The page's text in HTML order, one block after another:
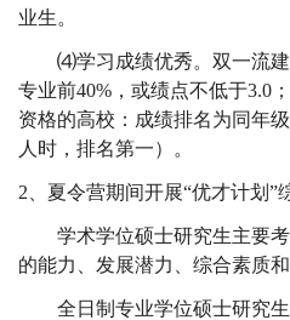
业生。
⑷学习成绩优秀。双一流
专业前40% ，或绩点不低于3.0
资格的高校：成绩排名为同年
人时，排名第一）。
2 、夏令营期间开展“优才计划”
学术学位硕士研究生主要
的能力、发展潜力、综合素质
全日制专业学位硕士研究